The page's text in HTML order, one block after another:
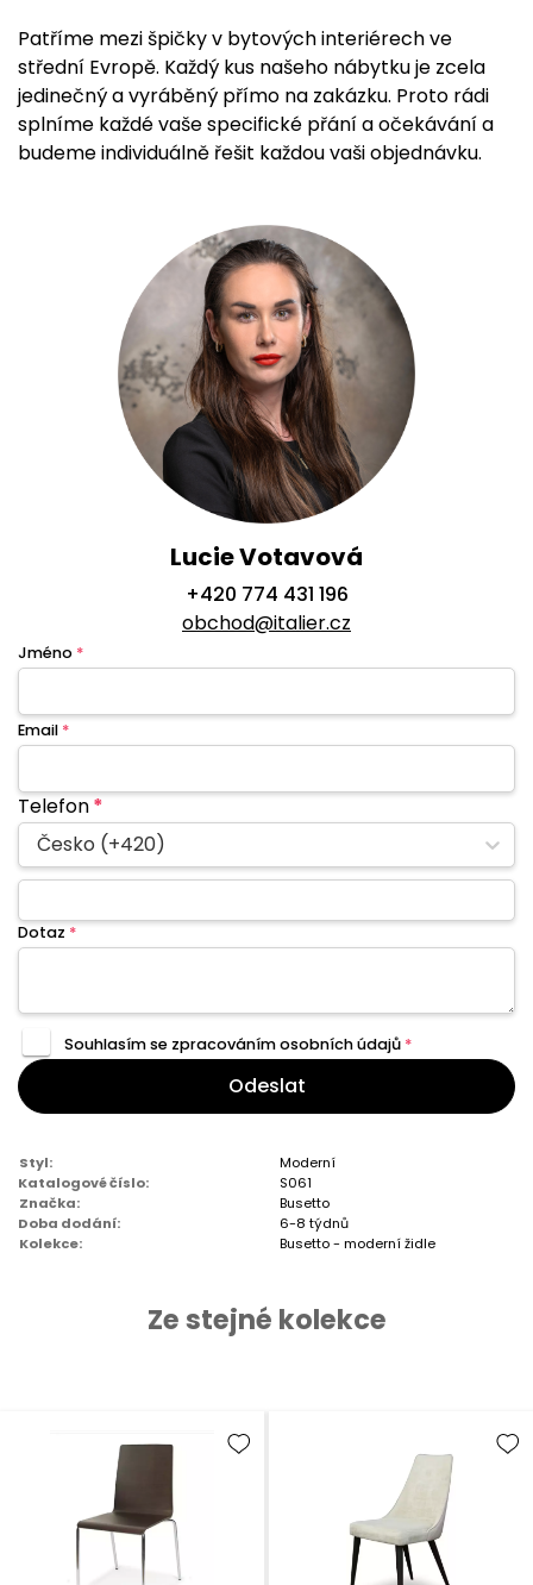
Patříme mezi špičky v bytových interiérech ve
střední Evropě. Každý kus našeho nábytku je zcela
jedinečný a vyráběný přímo na zakázku. Proto rádi
splníme každé vaše specifické přání a očekávání a
budeme individuálně řešit každou vaši objednávku.
Lucie Votavová
+420 774 431 196
obchod@italier.cz
Jméno *
Email *
Telefon*
Česko (+420)
Dotaz *
Souhlasím se zpracovánímosobních údajů *
Odeslat
Styl:
Moderní
Katalogové číslo:
S061
Značka:
Busetto
Doba dodání:
6-8 týdnů
Kolekce:
Busetto - moderní židle
Ze stejné kolekce